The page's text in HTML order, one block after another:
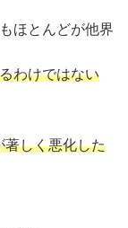
ほとんどが他界
わけではない
著しく悪化した